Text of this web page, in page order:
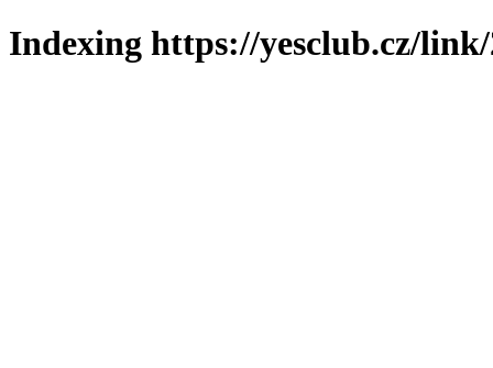
Indexing https://yesclub.cz/link/